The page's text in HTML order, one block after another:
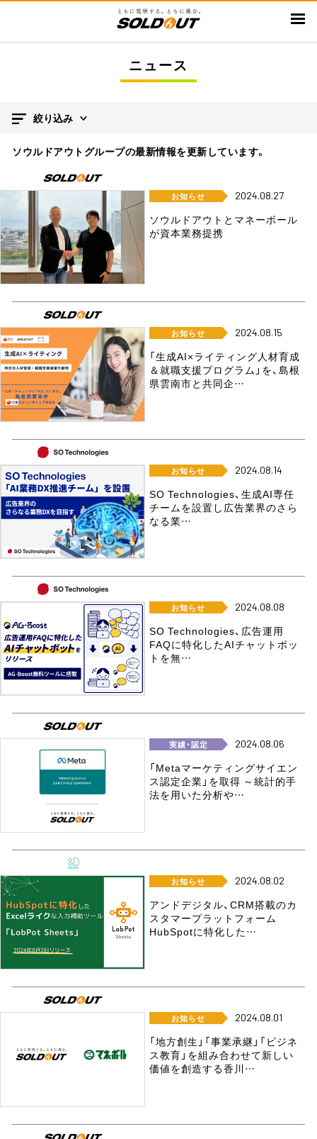
ン
動
ニュース
絞り込み
ソウルドアウトグループの最新情報を更新しています。
お知らせ 2024.08.27
ソウルドアウトとマネーボール
が資本業務提携
お知らせ 2024.08.15
「生成AI×ライティング人材育成
＆就職支援プログラム」を、島根
県雲南市と共同企…
お知らせ 2024.08.14
SO Technologies、生成AI専任
チームを設置し広告業界のさら
なる業…
お知らせ 2024.08.08
SO Technologies、広告運用
FAQに特化したAIチャットボッ
トを無…
実績・認定 2024.08.06
「Metaマーケティングサイエン
ス認定企業」を取得 ～統計的手
法を用いた分析や…
お知らせ 2024.08.02
アンドデジタル、CRM搭載のカ
スタマープラットフォーム
HubSpotに特化した…
お知らせ 2024.08.01
「地方創生」「事業承継」「ビジネ
ス教育」を組み合わせて新しい
価値を創造する香川…